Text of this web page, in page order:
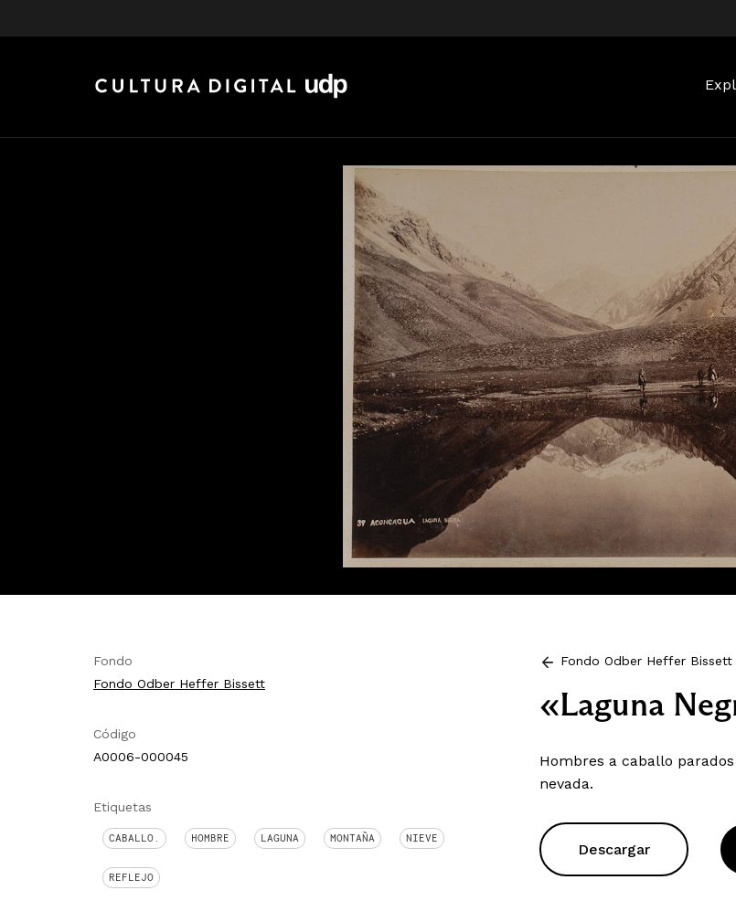
Fondo
Fondo Odber Heffer Bissett
Código
A0006-000045
Etiquetas
CABALLO. HOMBRE LAGUNA MONTAÑA NIEVE
REFLEJO
Fondo Odber Heffer Bissett
«Laguna
Hombres a caballo
nevada.
Descargar